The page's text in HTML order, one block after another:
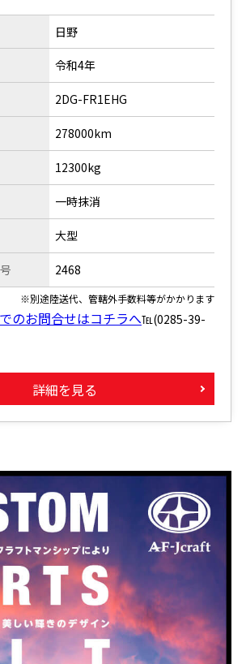
日野
令和4年
2DG-FR1EHG
278000km
12300kg
一時抹消
大型
2468
※別途陸送代、管轄外手数料等がかかります
のお問合せはコチラへ℡(0285-39-
詳細を見る